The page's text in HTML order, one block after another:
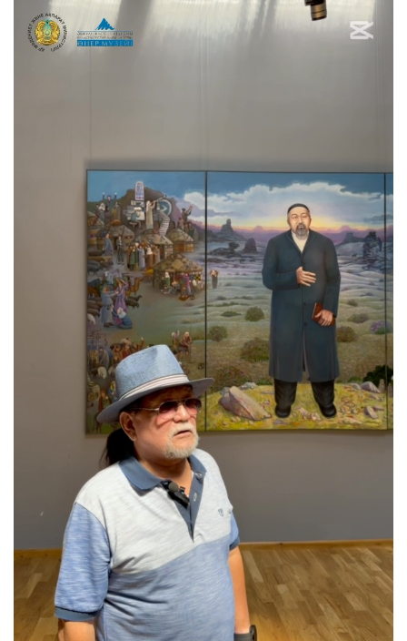
даналық сөздің артқы бетінде музей қорындағы Абай
бейнесі бейнеленген көркем туындылар ұсынылды.
Келушілер ашықхаттар арқылы ақынның тағылымды
ойларымен танысып қана қоймай, оның өлеңдерін
жалғастырып, ұлы ақын мұрасын бірге жаңғыртты.
Бұл бастама – Абай сөзінің уақыт пен ұрпақ
арасындағы рухани көпірге айналғанын көрсететін
шағын, бірақ мағыналы мәдени жоба. ⚜️В рамках
популяризации мудрости Абая в музейном
пространстве была представлена особая
интерактивная инсталляция. Цитаты великого
мыслителя были оформлены в виде открыток,
превратившись в небольшие точки духовного
общения и размышления для посетителей музея.
▫️На оборотной стороне каждой открытки были
представлены произведения из музейного
собрания с изображением Абая. Знакомясь с
мудрыми словами поэта, посетители не только
обращались к его философским размышлениям, но
и продолжали строки его стихотворений, вместе
оживляя и переосмысливая литературное